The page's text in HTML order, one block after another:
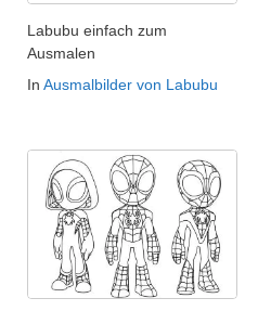
Labubu einfach zum
Ausmalen
In Ausmalbilder von Labubu